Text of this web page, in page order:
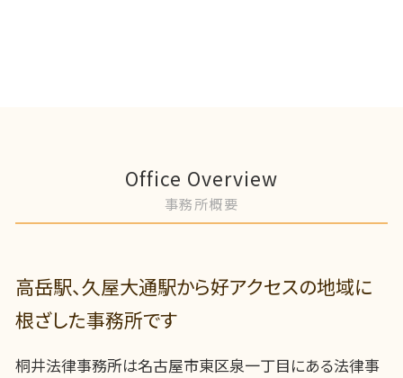
Office Overview
事務所概要
高岳駅、久屋大通駅から好アクセスの地域に
根ざした事務所です
桐井法律事務所は名古屋市東区泉一丁目にある法律事